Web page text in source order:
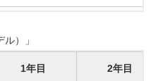
）」
1年目 2年目